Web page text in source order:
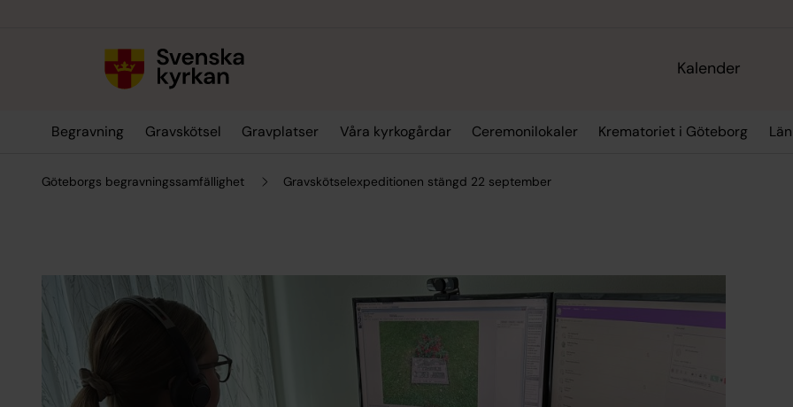
Kalender
Begravning Gravskötsel Gravplatser Våra kyrkogårdar Ceremonilokaler Krematoriet i Göteborg
Göteborgs begravningssamfällighet Gravskötselexpeditionen stängd 22 september